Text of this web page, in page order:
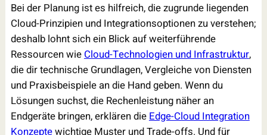
Bei der Planung ist es hilfreich, die zugrunde liegenden
Cloud-Prinzipien und Integrationsoptionen zu verstehen;
deshalb lohnt sich ein Blick auf weiterführende
Ressourcen wieCloud-Technologien und Infrastruktur,
die dir technische Grundlagen, Vergleiche von Diensten
und Praxisbeispiele an die Hand geben. Wenn du
Lösungen suchst, die Rechenleistung näher an
Endgeräte bringen, erklären dieEdge-Cloud Integration
Konzeptewichtige Muster und Trade-offs. Und für